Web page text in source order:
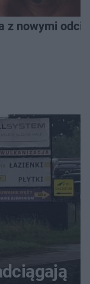
z nowymi